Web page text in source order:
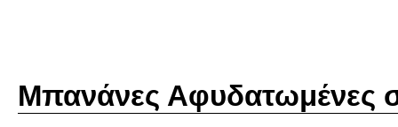
Μπανάνες Αφυδατωμένες